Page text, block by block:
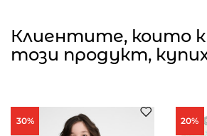
Клиентите, които
този продукт,
30% 20%